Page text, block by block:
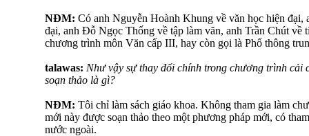
NĐM: Có anh Nguyễn Hoành Khung về văn học hiện
đại, anh Đỗ Ngọc Thống về tập làm văn, anh Trần Chút về
chương trình môn Văn cấp III, hay còn gọi là Phổ thông
talawas: Như vậy sự thay đổi chính trong chương trình cải
soạn thảo là gì?
NĐM: Tôi chỉ làm sách giáo khoa. Không tham gia làm
mới này được soạn thảo theo một phương pháp mới, có
nước ngoài.